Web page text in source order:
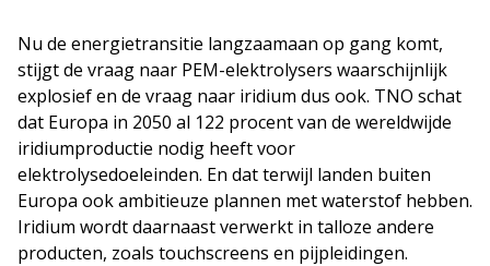
Nu de energietransitie langzaamaan op gang komt,
stijgt de vraag naar PEM-elektrolysers waarschijnlijk
explosief en de vraag naar iridium dus ook. TNO schat
dat Europa in 2050 al 122 procent van de wereldwijde
iridiumproductie nodig heeft voor
elektrolysedoeleinden. En dat terwijl landen buiten
Europa ook ambitieuze plannen met waterstof hebben.
Iridium wordt daarnaast verwerkt in talloze andere
producten, zoals touchscreens en pijpleidingen.